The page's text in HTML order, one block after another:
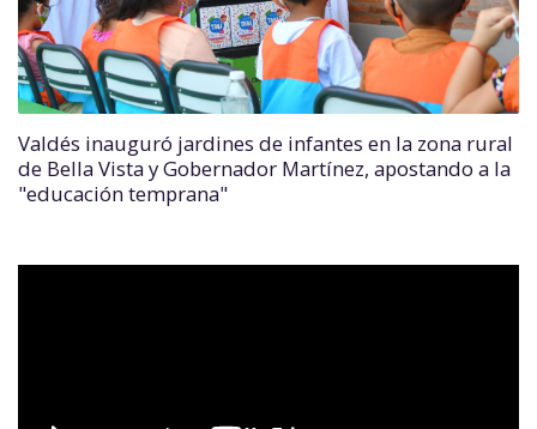
Valdés inauguró jardines de infantes en la zona rural
de Bella Vista y Gobernador Martínez, apostando a la
"educación temprana"